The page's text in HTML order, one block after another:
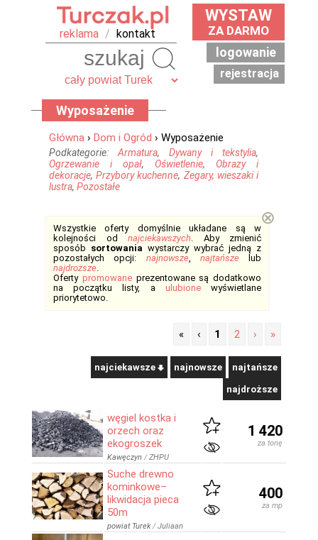
reklama / kontakt
WYSTAW
ZA DARMO
logowanie
rejestracja
Wyposażenie
Główna › Dom i Ogród › Wyposażenie
Podkategorie: Armatura, Dywany i tekstylia,
Ogrzewanie i opał, Oświetlenie, Obrazy i
dekoracje,Przybory kuchenne, Zegary, wieszaki i
lustra, Pozostałe
Wszystkie oferty domyślnie układane są w
kolejności od najciekawszych. Aby zmienić
sposób sortowania wystarczy wybrać jedną z
pozostałych opcji: najnowsze, najtańszelub
najdroższe.
Oferty promowaneprezentowane są dodatkowo
na początku listy, a ulubionewyświetlane
priorytetowo.
⊗
« ‹ 1 2 › »
najciekawsze najnowsze najtańsze
najdroższe
węgiel kostka i
orzech oraz
ekogroszek
Kawęczyn /ZHPU
1 420
za tonę
Suche drewno
kominkowe–
likwidacja pieca
50m
powiat Turek/Juliaan
400
za mp